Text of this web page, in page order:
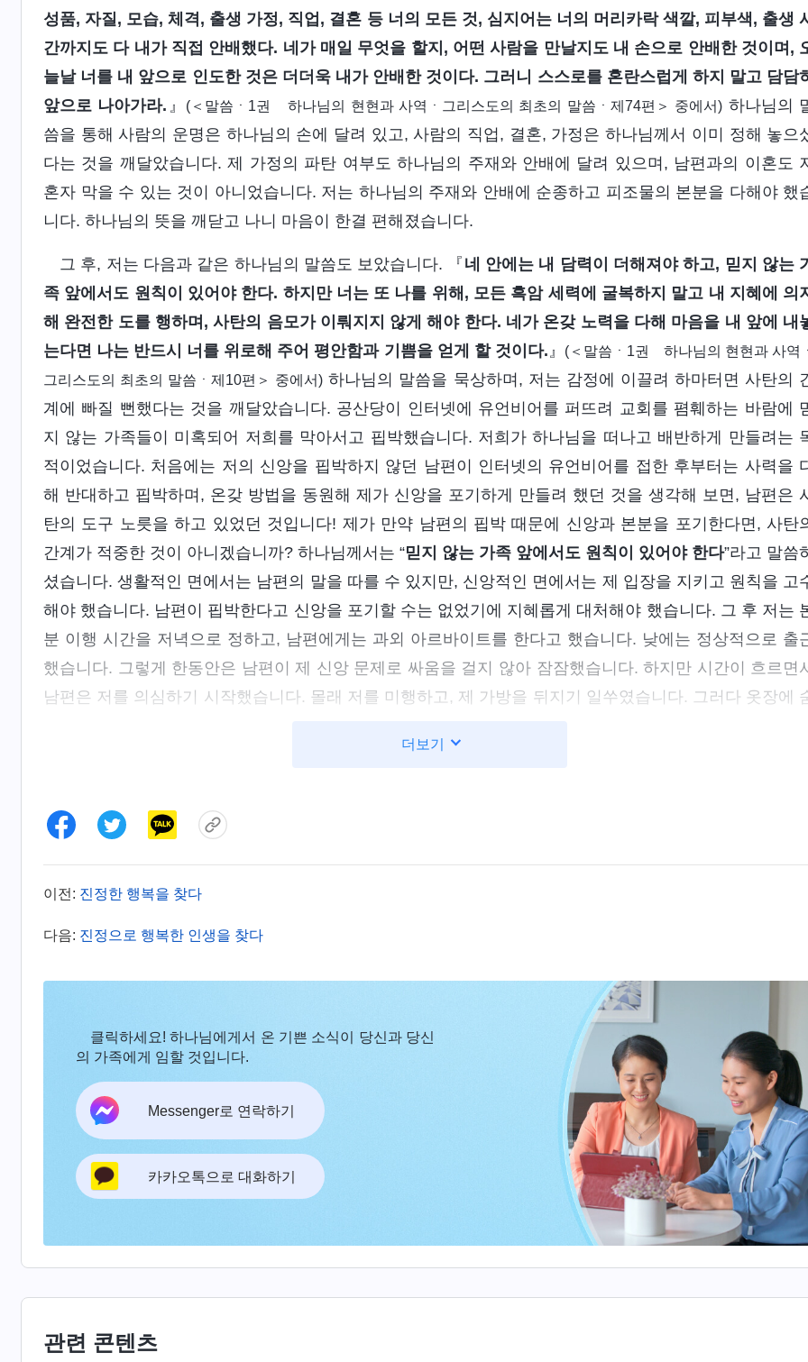
성품, 자질, 모습, 체격, 출생 가정, 직업, 결혼 등 너의 모든 것, 심지어는 너의 머리카락 색깔, 피부색, 출생
간까지도 다 내가 직접 안배했다. 네가 매일 무엇을 할지, 어떤 사람을 만날지도 내 손으로 안배한 것이며,
늘날 너를 내 앞으로 인도한 것은 더더욱 내가 안배한 것이다. 그러니 스스로를 혼란스럽게 하지 말고 담담
앞으로 나아가라. 』 (＜말씀ㆍ1권 하나님의 현현과 사역ㆍ그리스도의 최초의 말씀ㆍ제74편＞ 중에서) 하나님의
씀을 통해 사람의 운명은 하나님의 손에 달려 있고, 사람의 직업, 결혼, 가정은 하나님께서 이미 정해 놓으
다는 것을 깨달았습니다. 제 가정의 파탄 여부도 하나님의 주재와 안배에 달려 있으며, 남편과의 이혼도
혼자 막을 수 있는 것이 아니었습니다. 저는 하나님의 주재와 안배에 순종하고 피조물의 본분을 다해야 했
니다. 하나님의 뜻을 깨닫고 나니 마음이 한결 편해졌습니다.
그 후, 저는 다음과 같은 하나님의 말씀도 보았습니다. 『 네 안에는 내 담력이 더해져야 하고, 믿지 않는
족 앞에서도 원칙이 있어야 한다. 하지만 너는 또 나를 위해, 모든 흑암 세력에 굴복하지 말고 내 지혜에 의
해 완전한 도를 행하며, 사탄의 음모가 이뤄지지 않게 해야 한다. 네가 온갖 노력을 다해 마음을 내 앞에 내
는다면 나는 반드시 너를 위로해 주어 평안함과 기쁨을 얻게 할 것이다.』
(＜말씀ㆍ1권 하나님의 현현과 사역ㆍ
그리스도의 최초의 말씀ㆍ제10편＞ 중에서) 하나님의 말씀을 묵상하며, 저는 감정에 이끌려 하마터면 사탄의
계에 빠질 뻔했다는 것을 깨달았습니다. 공산당이 인터넷에 유언비어를 퍼뜨려 교회를 폄훼하는 바람에
지 않는 가족들이 미혹되어 저희를 막아서고 핍박했습니다. 저희가 하나님을 떠나고 배반하게 만들려는
적이었습니다. 처음에는 저의 신앙을 핍박하지 않던 남편이 인터넷의 유언비어를 접한 후부터는 사력을
해 반대하고 핍박하며, 온갖 방법을 동원해 제가 신앙을 포기하게 만들려 했던 것을 생각해 보면, 남편은
탄의 도구 노릇을 하고 있었던 것입니다! 제가 만약 남편의 핍박 때문에 신앙과 본분을 포기한다면, 사탄
간계가 적중한 것이 아니겠습니까? 하나님께서는 “믿지 않는 가족 앞에서도 원칙이 있어야 한다”라고 말씀
셨습니다. 생활적인 면에서는 남편의 말을 따를 수 있지만, 신앙적인 면에서는 제 입장을 지키고 원칙을 고
해야 했습니다. 남편이 핍박한다고 신앙을 포기할 수는 없었기에 지혜롭게 대처해야 했습니다. 그 후 저는
분 이행 시간을 저녁으로 정하고, 남편에게는 과외 아르바이트를 한다고 했습니다. 낮에는 정상적으로 출
했습니다. 그렇게 한동안은 남편이 제 신앙 문제로 싸움을 걸지 않아 잠잠했습니다. 하지만 시간이 흐르면
남편은 저를 의심하기 시작했습니다. 몰래 저를 미행하고, 제 가방을 뒤지기 일쑤였습니다. 그러다 옷장에
했습니다. “정말 구제 불능이군! 이 책들 다 태워 버릴 테니까, 그래도 믿을 수 있는지 어디 한번 두고 보자고!”
박으로 집에서는 정상적으로 영 생활을 하며 하나님 말씀을 볼 수 없었기 때문에 저는 따로 셋방을 구해 매일
그곳에서 하나님 말씀을 읽고 나서 귀가할 수밖에 없었습니다.
2012년 5월 예전에 남편이 신앙 문제에 관해 문의하러 국내안전보위국을 찾아간 탓에 그들이 남편을 주시
니다. 저는 두 달 넘게 공산당에게 감시당한 끝에, 어느 날 예배를 드리다 체포되었습니다. 풀려난 뒤로는 경
에 없을 때 몰래 하나님의 말씀을 볼 수밖에 없었습니다. 하루는 제가 여전히 하나님을 믿는다는 사실을 알게
된 남편이 아주 무겁게 물었습니다. “하나님을 안 믿을 수는 없어? 계속 믿다가 또 잡혀가면 내 체면은 뭐가
돼? 내 감정이나 아이의 미래는 생각도 안 해? 우리 세 식구 잘살고 있었잖아. 정 답답하면 다 같이 여행이라
도 다녀 오자. 차도 한 대 사 줄게. 당신이 원하는 건 뭐든 들어줄 수 있는데, 왜 기어이 하나님을 믿겠다는 거
야?” 그때 저는 마음이 흔들렸고 연약해졌습니다. 온 가족이 함께 행복하게 지낼 수 있다면 그것도 참 좋겠
는 생각이 들었고, 정말 남편의 말에 응하고 싶었습니다. 하지만 하나님을 믿지 않는다고 생각하니 마음이 너
무 괴로워 곧바로 하나님께 기도했습니다. ‘하나님, 하나님을 믿고 본분을 이행하고 싶은데 가정이 깨지는
은 원치 않습니다. 제가 사탄의 시험을 이길 수 있도록 믿음과 고난받을 의지를 더해 주세요.’ 그 후, 저는 다
하나님을 사랑하는 과정에서, 사탄과 하나님이 싸울 때 네가 하
합니다. 생각해 보니 남편은 제가 다시 체포되어 자신의 평판에 금이 가고 친척과 친구들 앞에서 고개를 들지
더보기
이전: 진정한 행복을 찾다
다음: 진정으로 행복한 인생을 찾다
클릭하세요! 하나님에게서 온 기쁜 소식이 당신과 당신
의 가족에게 임할 것입니다.
Messenger로 연락하기
카카오톡으로 대화하기
관련 콘텐츠